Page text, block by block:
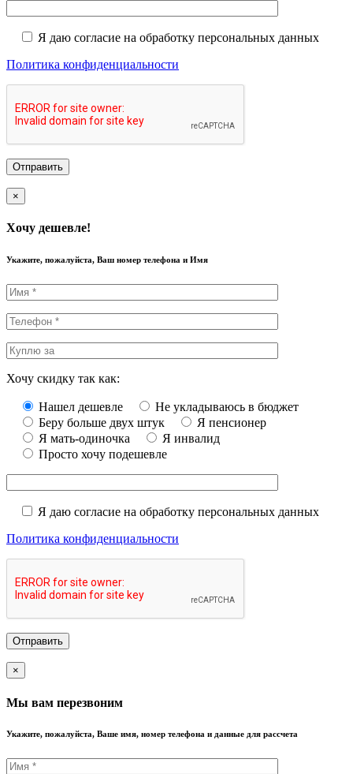
Я даю согласие на обработку персональных данных
Политика конфиденциальности
×
Хочу дешевле!
Укажите, пожалуйста, Ваш номер телефона и Имя
Хочу скидку так как:
Нашел дешевле
Не укладываюсь в бюджет
Беру больше двух штук
Я пенсионер
Я мать-одиночка
Я инвалид
Просто хочу подешевле
Я даю согласие на обработку персональных данных
Политика конфиденциальности
×
Мы вам перезвоним
Укажите, пожалуйста, Ваше имя, номер телефона и данные для рассчета